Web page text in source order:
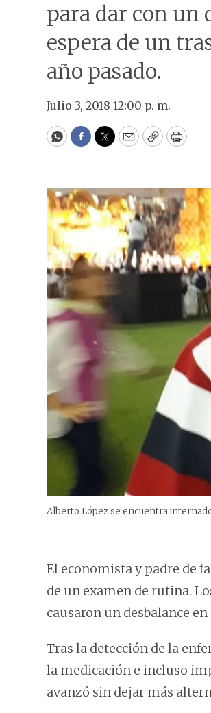
para dar con un
espera de un
año pasado.
Julio 3, 2018 12:00 p. m.
WhatsApp
Facebook
Twitter
EmailCopyPrint
Alberto López se encuentra
El economista y padre de
de un examen de rutina.
causaron un desbalance
Tras la detección de la
la medicación e incluso
avanzó sin dejar más